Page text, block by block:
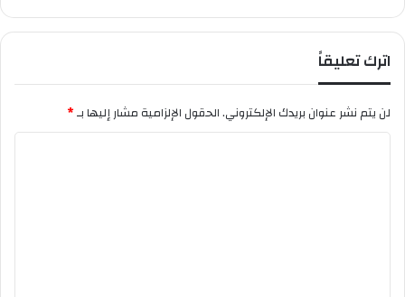
ا
ب
ن
و
ر
اترك تعليقاً
لن يتم نشر عنوان بريدك الإلكتروني.الحقول الإلزامية مشار إليها بـ*